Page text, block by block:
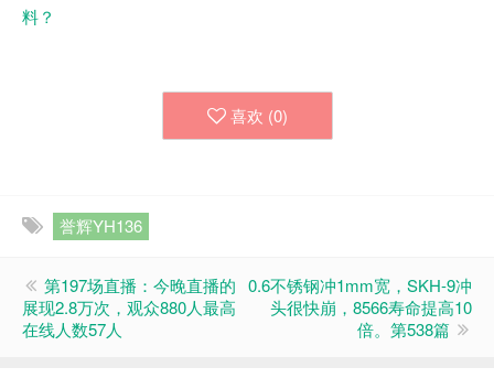
料？
喜欢 (0)
誉辉YH136
第197场直播：今晚直播的
展现2.8万次，观众880人最高
在线人数57人
0.6不锈钢冲1mm宽，SKH-9冲
头很快崩，8566寿命提高10
倍。第538篇